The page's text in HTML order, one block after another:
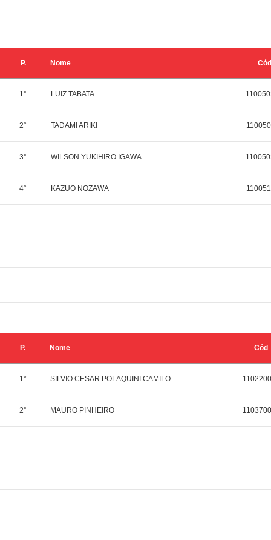
P. Nome Cód
1° LUIZ TABATA
2° TADAMI ARIKI
3° WILSON YUKIHIRO IGAWA
4° KAZUO NOZAWA
P. Nome Cód
1° SILVIO CESAR POLAQUINI CAMILO
2° MAURO PINHEIRO